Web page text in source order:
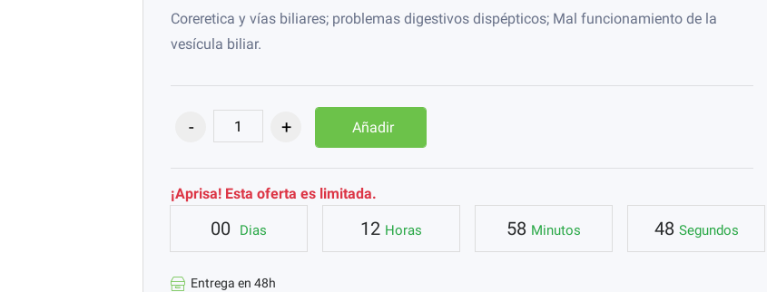
Coreretica y vías biliares; problemas digestivos dispépticos; Mal funcionamiento de la
vesícula biliar.
Añadir
¡Aprisa! Esta oferta es limitada.
00 Dias 12 Horas 58 Minutos 48 Segundos
Entrega en 48h